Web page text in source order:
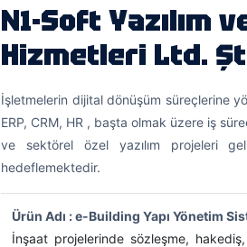
N1-Soft Yazılım
Hizmetleri Ltd.
İşletmelerin dijital dönüşüm süreçlerine
ERP, CRM, HR , başta olmak üzere iş
ve sektörel özel yazılım projeleri
hedeflemektedir.
Ürün Adı : e-Building Yapı Yönetim
İnşaat projelerinde sözleşme,